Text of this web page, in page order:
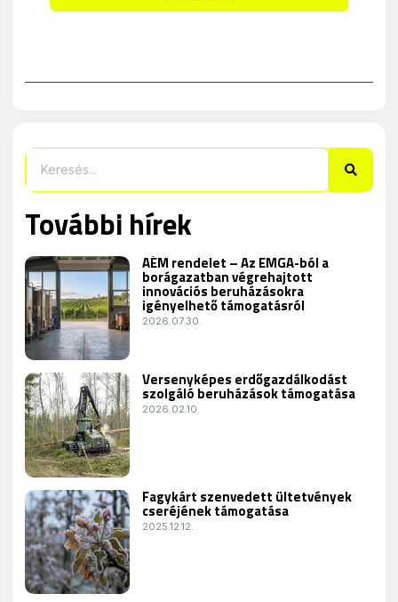
További hírek
AÉM rendelet – Az EMGA-ból a
borágazatban végrehajtott
innovációs beruházásokra
igényelhető támogatásról
2026.07.30.
Versenyképes erdőgazdálkodást
szolgáló beruházások támogatása
2026.02.10.
Fagykárt szenvedett ültetvények
cseréjének támogatása
2025.12.12.